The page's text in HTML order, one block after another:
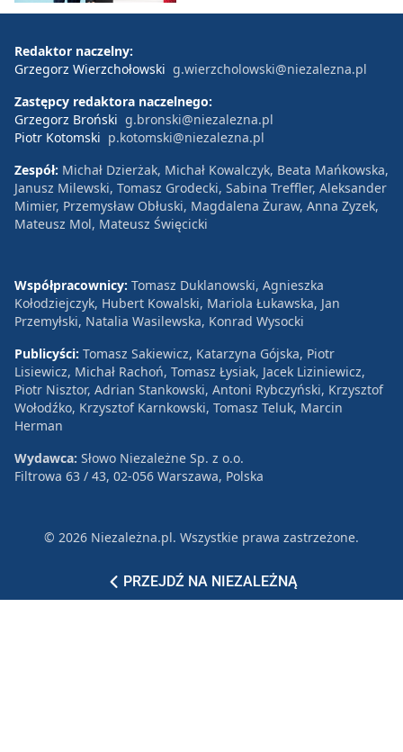
PRZEJDŹ NA NIEZALEŻNĄ
Redaktor naczelny:
Grzegorz Wierzchołowski g.wierzcholowski@niezalezna.pl
Zastępcy redaktora naczelnego:
Grzegorz Broński g.bronski@niezalezna.pl
Piotr Kotomski p.kotomski@niezalezna.pl
Zespół: Michał Dzierżak, Michał Kowalczyk, Beata Mańkowska,
Janusz Milewski, Tomasz Grodecki, Sabina Treffler, Aleksander
Mimier, Przemysław Obłuski, Magdalena Żuraw, Anna Zyzek,
Mateusz Mol, Mateusz Święcicki
Współpracownicy: Tomasz Duklanowski, Agnieszka
Kołodziejczyk, Hubert Kowalski, Mariola Łukawska, Jan
Przemyłski, Natalia Wasilewska, Konrad Wysocki
Publicyści: Tomasz Sakiewicz, Katarzyna Gójska, Piotr
Lisiewicz, Michał Rachoń, Tomasz Łysiak, Jacek Liziniewicz,
Piotr Nisztor, Adrian Stankowski, Antoni Rybczyński, Krzysztof
Wołodźko, Krzysztof Karnkowski, Tomasz Teluk, Marcin
Herman
Wydawca: Słowo Niezależne Sp. z o.o.
Filtrowa 63 / 43, 02-056 Warszawa, Polska
© 2026 Niezależna.pl. Wszystkie prawa zastrzeżone.
Reklama Polityka prywatności